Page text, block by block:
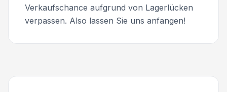
Verkaufschance aufgrund von Lagerlücken
verpassen. Also lassen Sie uns anfangen!